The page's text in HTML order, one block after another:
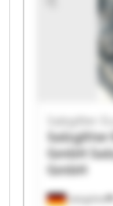
EuroLogistik
Salzgitter
Salzgitter
Salzgitter
GmbH
GmbH